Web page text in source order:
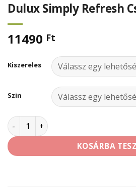
Dulux Simply Refresh
11490 Ft
Kiszereles
Szin
Dulux Simply Refresh
KOSÁRBA